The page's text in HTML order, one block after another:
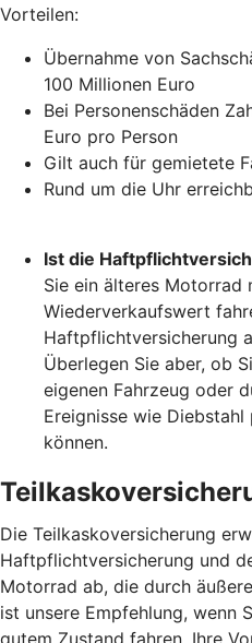
Vorteilen:
Übernahme von
100 Millionen Euro
Bei Personenschäden
Euro pro Person
Gilt auch für gemietete
Rund um die Uhr
Ist die
Sie ein älteres Motorrad
Wiederverkaufswert
Haftpflichtversicherung
Überlegen Sie aber, ob
eigenen Fahrzeug oder
Ereignisse wie
können.
Die Teilkaskoversicherung
Haftpflichtversicherung und
Motorrad ab, die durch
ist unsere Empfehlung, wenn
gutem Zustand fahren. Ihre